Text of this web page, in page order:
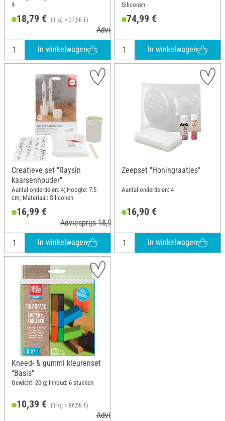
9
18,79 € (1 kg = 37,58 €)
Adviesprijs 22,35 €
In winkelwagen
Siliconen
74,99 €
In winkelwagen
Creatieve set "Raysin
kaarsenhouder"
Aantal onderdelen: 4; Hoogte: 7.5
cm; Materiaal: Siliconen
16,99 €
Adviesprijs 18,99 €
In winkelwagen
Zeepset "Honingraatjes"
Aantal onderdelen: 4
16,90 €
In winkelwagen
Kneed- & gummi kleurenset
"Basis"
Gewicht: 20 g; Inhoud: 6 stukken
10,39 € (1 kg = 86,58 €)
Adviesprijs 12,99 €